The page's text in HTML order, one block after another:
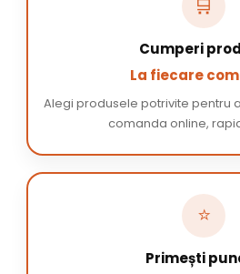
🛒
Cumperi
La fiecare
Alegi produsele potrivite pentru
comanda online,
⭐
Primești